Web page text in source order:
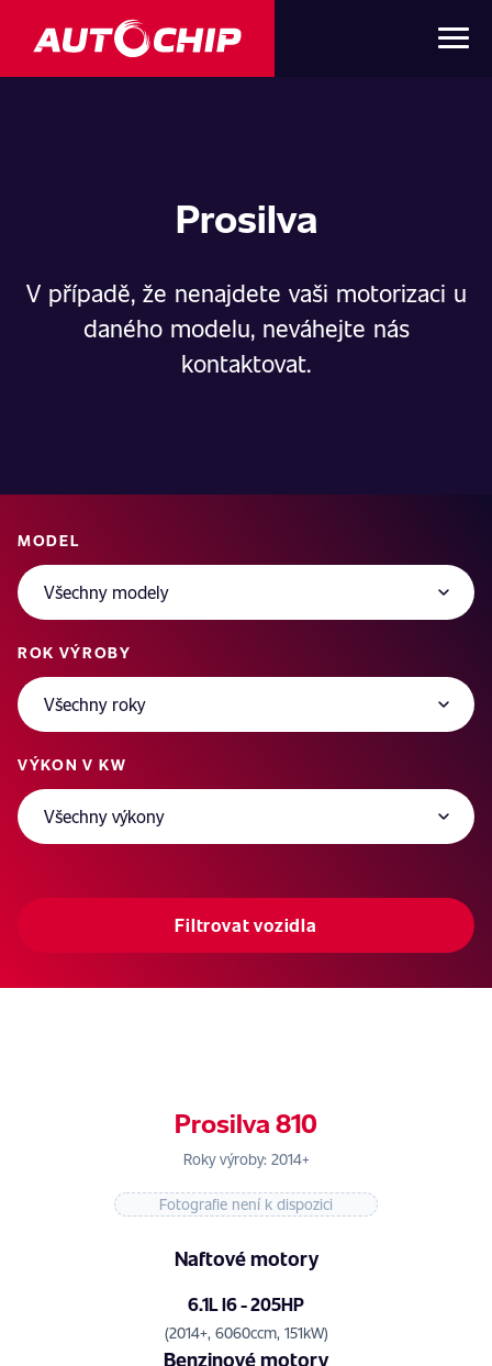
Prosilva
V případě, že nenajdete vaši motorizaci u
daného modelu, neváhejte nás
kontaktovat.
MODEL
ROK VÝROBY
VÝKON V KW
Filtrovat vozidla
Prosilva 810
Roky výroby: 2014+
Fotografie není k dispozici
Naftové motory
6.1L l6 - 205HP
(2014+, 6060ccm, 151kW)
Benzinové motory